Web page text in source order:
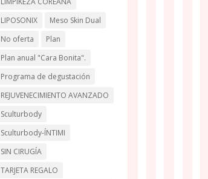
LIPOSONIX
Meso Skin Dual
No oferta
Plan
Plan anual "Cara Bonita".
Programa de degustación
REJUVENECIMIENTO AVANZADO
Sculturbody
Sculturbody-ÍNTIMI
SIN CIRUGÍA
TARJETA REGALO